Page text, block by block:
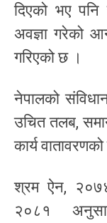
दिएको भए
अवज्ञा गरेको
गरिएको छ ।
नेपालको
उचित तलब,
कार्य
श्रम ऐन,
२०८१